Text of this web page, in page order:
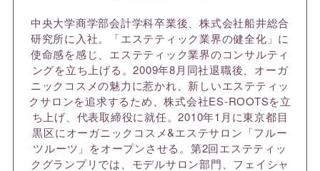
中央大学商学部会計学科卒業後、株式会社船井総合
研究所に入社。「エステティック業界の健全化」に
使命感を感じ、エステティック業界のコンサルティ
ングを立ち上げる。2009年8月同社退職後、オーガ
ニックコスメの魅力に惹かれ、新しいエステティッ
クサロンを追求するため、株式会社ES-ROOTSを立
ち上げ、代表取締役に就任。2010年1月に東京都目
黒区にオーガニックコスメ&エステサロン「フルー
ツルーツ」をオープンさせる。第2回エステティッ
クグランプリでは、モデルサロン部門、フェイシャ